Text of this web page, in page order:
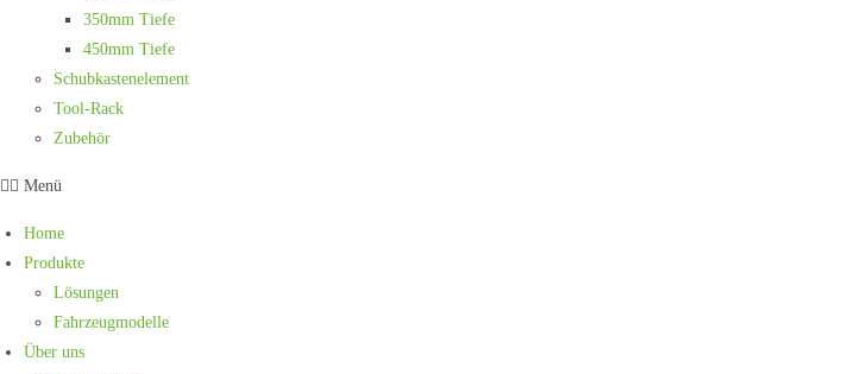
350mm Tiefe
450mm Tiefe
Schubkastenelement
Tool-Rack
Zubehör
Menü
Home
Produkte
Lösungen
Fahrzeugmodelle
Über uns